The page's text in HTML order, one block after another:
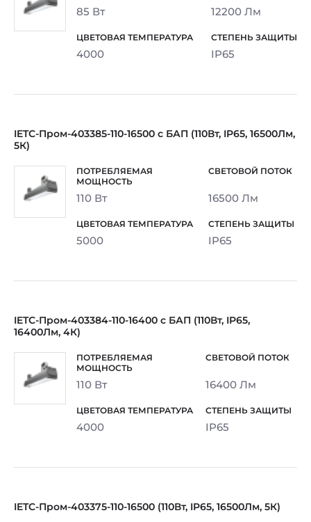
85 Вт 12200 Лм
4000 IP65
IETC-Пром-403385-110-16500 с БАП (110Вт, IP65, 16500Лм,
5К)
110 Вт 16500 Лм
5000 IP65
IETC-Пром-403384-110-16400 с БАП (110Вт, IP65,
16400Лм, 4К)
110 Вт 16400 Лм
4000 IP65
IETC-Пром-403375-110-16500 (110Вт, IP65, 16500Лм, 5К)